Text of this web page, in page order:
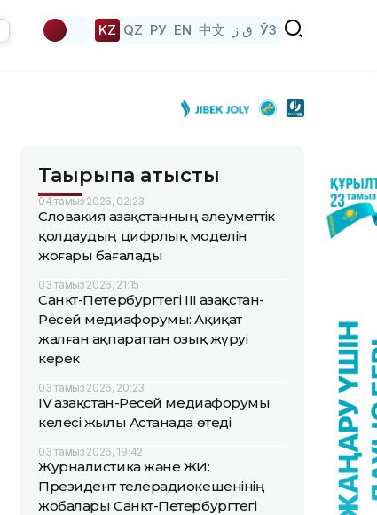
KZ QZ РУ EN 中文 ق ز ЎЗ
Тақырыпқа қатысты
04 тамыз 2026, 02:23
Словакия Қазақстанның әлеуметтік
қолдаудың цифрлық моделін
жоғары бағалады
03 тамыз 2026, 21:15
Санкт-Петербургтегі III Қазақстан-
Ресей медиафорумы: Ақиқат
жалған ақпараттан озық жүруі
керек
03 тамыз 2026, 20:23
IV Қазақстан-Ресей медиафорумы
келесі жылы Астанада өтеді
03 тамыз 2026, 19:42
Журналистика және ЖИ:
Президент телерадиокешенінің
жобалары Санкт-Петербургтегі